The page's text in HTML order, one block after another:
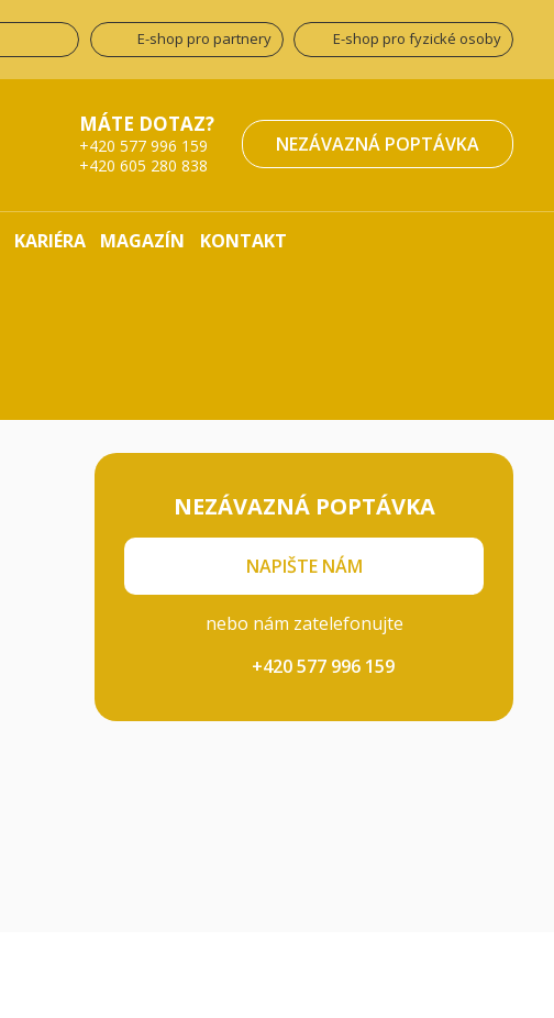
E-shop pro partnery E-shop pro fyzické osoby
MÁTE DOTAZ?
+420 577 996 159
+420 605 280 838
NEZÁVAZNÁ POPTÁVKA
KARIÉRA MAGAZÍN KONTAKT
NEZÁVAZNÁ POPTÁVKA
NAPIŠTE NÁM
nebo nám zatelefonujte
+420 577 996 159